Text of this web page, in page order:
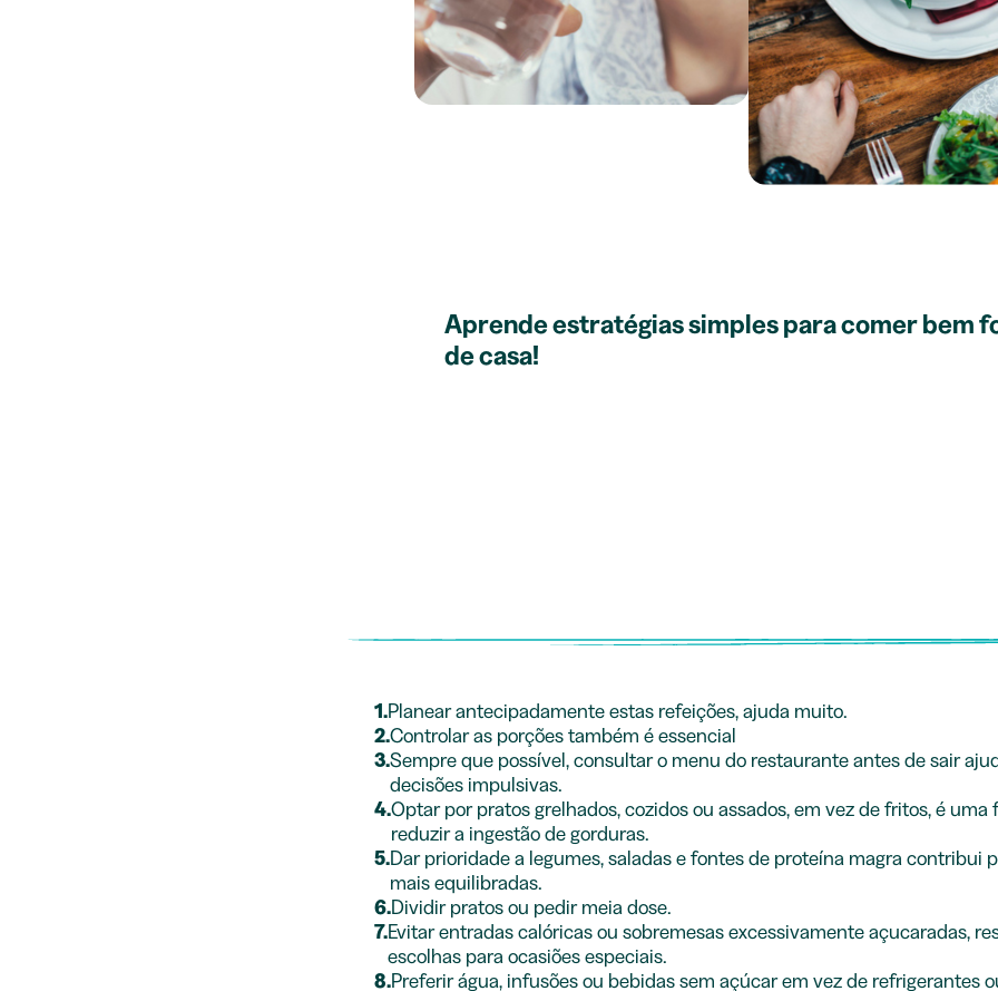
Aprende estratégias simples para comer bem
de casa!
1.Planear antecipadamente estas refeições, ajuda muito.
2.Controlar as porções também é essencial
3.Sempre que possível, consultar o menu do restaurante antes de sair
decisões impulsivas.
4.Optar por pratos grelhados, cozidos ou assados, em vez de fritos, é uma
reduzir a ingestão de gorduras.
5.Dar prioridade a legumes, saladas e fontes de proteína magra contribui
mais equilibradas.
6.Dividir pratos ou pedir meia dose.
7.Evitar entradas calóricas ou sobremesas excessivamente açucaradas,
escolhas para ocasiões especiais.
8.Preferir água, infusões ou bebidas sem açúcar em vez de refrigerantes